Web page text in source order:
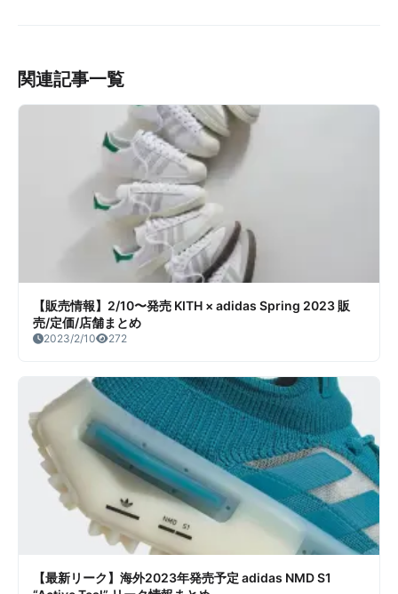
関連記事一覧
【販売情報】2/10〜発売 KITH × adidas Spring 2023 販
売/定価/店舗まとめ
2023/2/10 272
【最新リーク】海外2023年発売予定 adidas NMD S1